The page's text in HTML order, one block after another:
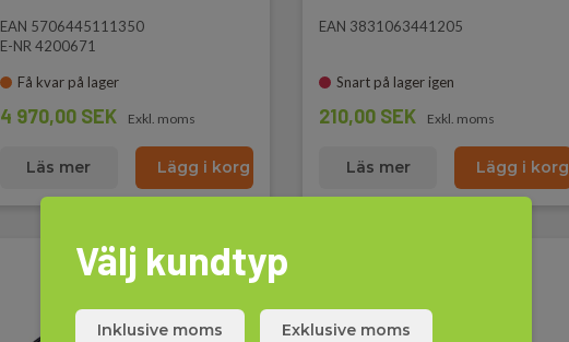
EAN 5706445111350
E-NR 4200671
Få kvar på lager
4 970,00 SEK Exkl. moms
Läs mer Lägg i korg
EAN 3831063441205
Snart på lager igen
210,00 SEK Exkl. moms
Läs mer Lägg i korg
Metrel A1847 Kommunikationskabel används för
att ansluta två referensceller för solinstrålning och
två temperaturprober till Metrel PV Remote.
Välj kundtyp
Inklusive moms Exklusive moms